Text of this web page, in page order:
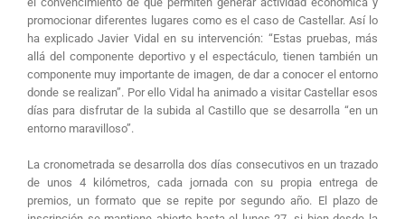
promocionar diferentes lugares como es el caso de Castellar. Así lo
ha explicado Javier Vidal en su intervención: “Estas pruebas, más
allá del componente deportivo y el espectáculo, tienen también un
componente muy importante de imagen, de dar a conocer el entorno
donde se realizan”. Por ello Vidal ha animado a visitar Castellar esos
días para disfrutar de la subida al Castillo que se desarrolla “en un
entorno maravilloso”.
La cronometrada se desarrolla dos días consecutivos en un trazado
de unos 4 kilómetros, cada jornada con su propia entrega de
premios, un formato que se repite por segundo año. El plazo de